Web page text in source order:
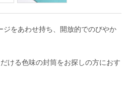
ジをあわせ持ち、開放的でのびやか
ける色味の封筒をお探しの方におす